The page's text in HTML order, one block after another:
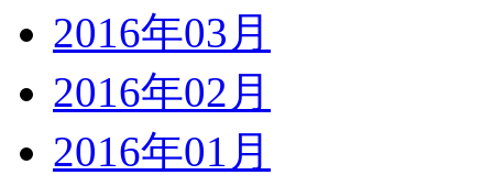
2016年03月
2016年02月
2016年01月